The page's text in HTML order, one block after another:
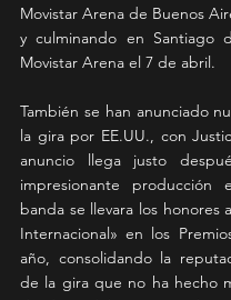
Movistar Arena de Buenos
y culminando en Santiago
Movistar Arena el 7 de abril.
También se han anunciado
la gira por EE.UU., con
anuncio llega justo
impresionante
banda se llevara los honores
Internacional» en los
año, consolidando la
de la gira que no ha hecho